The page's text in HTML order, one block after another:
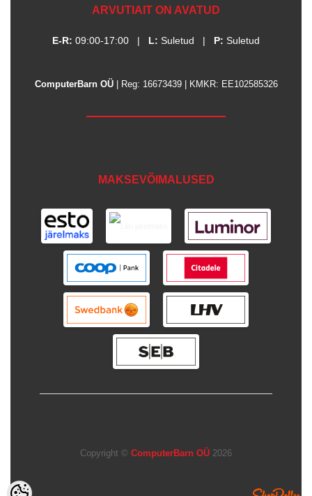
ARVUTIAIT ON AVATUD
E-R: 09:00-17:00 | L: Suletud | P: Suletud
ComputerBarn OÜ| Reg: 16673439 | KMKR: EE102585326
MAKSEVÕIMALUSED
Copyright © ComputerBarn OÜ 2026